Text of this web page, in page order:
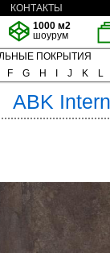
КОНТАКТЫ
1000 м2
шоурум
ПОКРЫТИЯ
F G H J K L
ABK